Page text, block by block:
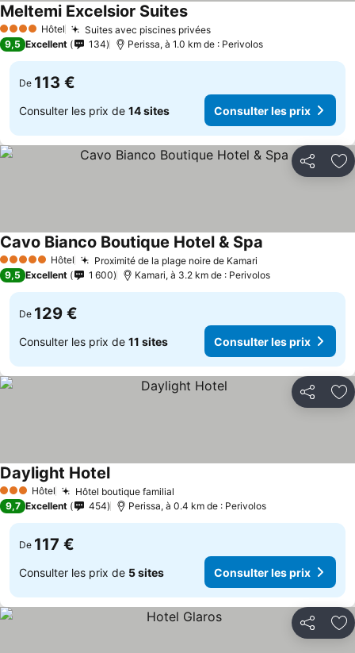
4 Étoiles Hôtel Suites avec piscines privées
Meltemi Excelsior Suites
9,5 Excellent 134 Perissa, à 1.0 km de : Perivolos
De 113 €
Consulter les prix de 14 sites Consulter les prix
Partager
5 Étoiles Hôtel Proximité de la plage noire de Kamari
Cavo Bianco Boutique Hotel & Spa
9,5 Excellent 1 600 Kamari, à 3.2 km de : Perivolos
De 129 €
Consulter les prix de 11 sites Consulter les prix
Partager
3 ÉtoilesHôtel Hôtel boutique familial
Daylight Hotel
9,7 Excellent 454 Perissa, à 0.4 km de : Perivolos
De 117 €
Consulter les prix de 5 sites Consulter les prix
Partager